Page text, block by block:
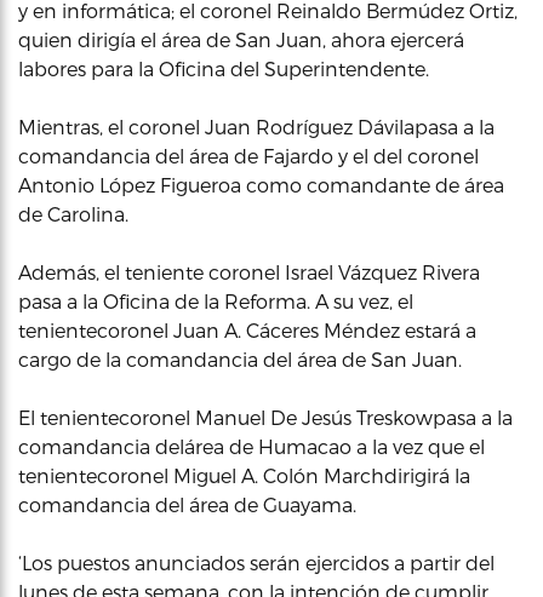
y en informática; el coronel Reinaldo Bermúdez Ortiz,
quien dirigía el área de San Juan, ahora ejercerá
labores para la Oficina del Superintendente.
Mientras, el coronel Juan Rodríguez Dávilapasa a la
comandancia del área de Fajardo y el del coronel
Antonio López Figueroa como comandante de área
de Carolina.
Además, el teniente coronel Israel Vázquez Rivera
pasa a la Oficina de la Reforma. A su vez, el
tenientecoronel Juan A. Cáceres Méndez estará a
cargo de la comandancia del área de San Juan.
El tenientecoronel Manuel De Jesús Treskowpasa a la
comandancia delárea de Humacao a la vez que el
tenientecoronel Miguel A. Colón Marchdirigirá la
comandancia del área de Guayama.
‘Los puestos anunciados serán ejercidos a partir del
lunes de esta semana, con la intención de cumplir